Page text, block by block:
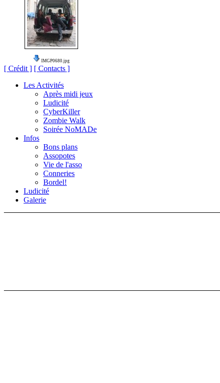
IMGP0680.jpg
[ Crédit ] [ Contacts ]
Les Activités
Après midi jeux
Ludicité
CyberKiller
Zombie Walk
Soirée NoMADe
Infos
Bons plans
Assopotes
Vie de l'asso
Conneries
Bordel!
Ludicité
Galerie